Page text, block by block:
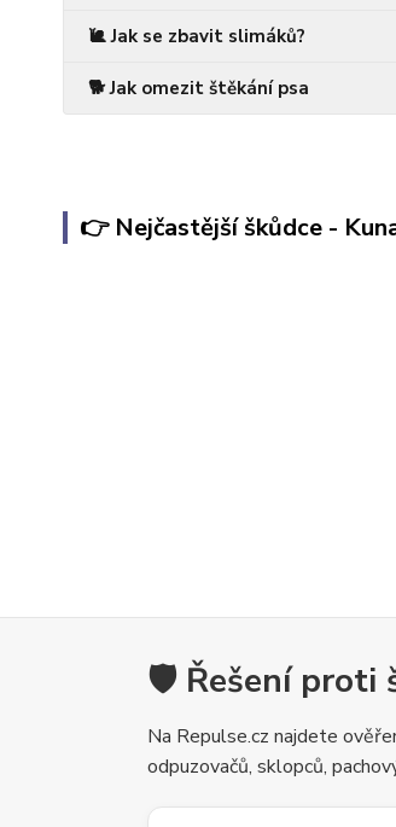
🐌 Jak se zbavit slimáků?
🐕 Jak omezit štěkání psa
👉 Nejčastější škůdce -
🛡️ Řešení proti
Na Repulse.cz najdete
odpuzovačů, sklopců,